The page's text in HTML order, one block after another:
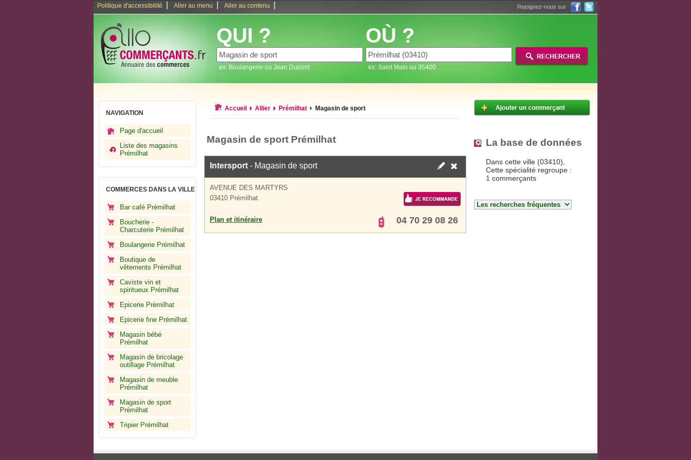
Politique d'accessibilité Aller au menu Aller au contenu Rejoignez-nous sur
QUI ?
ex: Boulangerie ou Jean Dupont
OÙ ?
ex: Saint Malo ou 35400
NAVIGATION
Page d'accueil
Liste des magasins
Prémilhat
COMMERCES DANS LA VILLE
Bar café Prémilhat
Boucherie -
Charcuterie Prémilhat
Boulangerie Prémilhat
Boutique de
vêtements Prémilhat
Caviste vin et
spiritueux Prémilhat
Epicerie Prémilhat
Epicerie fine Prémilhat
Magasin bébé
Prémilhat
Magasin de bricolage
outillage Prémilhat
Magasin de meuble
Prémilhat
Magasin de sport
Prémilhat
Tripier Prémilhat
Accueil Allier Prémilhat Magasin de sport
Magasin de sport Prémilhat
Intersport - Magasin de sport
AVENUE DES MARTYRS
03410 Prémilhat
Plan et itinéraire 04 70 29 08 26
La base de données
Dans cette ville (03410),
Cette spécialité regroupe :
1 commerçants